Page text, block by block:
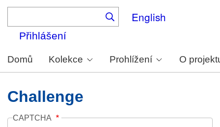
English
Přihlášení
Domů Kolekce Prohlížení O
Challenge
CAPTCHA